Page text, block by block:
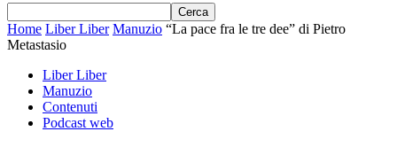
Home Liber Liber Manuzio “La pace fra le tre dee” di Pietro
Metastasio
Liber Liber
Manuzio
Contenuti
Podcast web